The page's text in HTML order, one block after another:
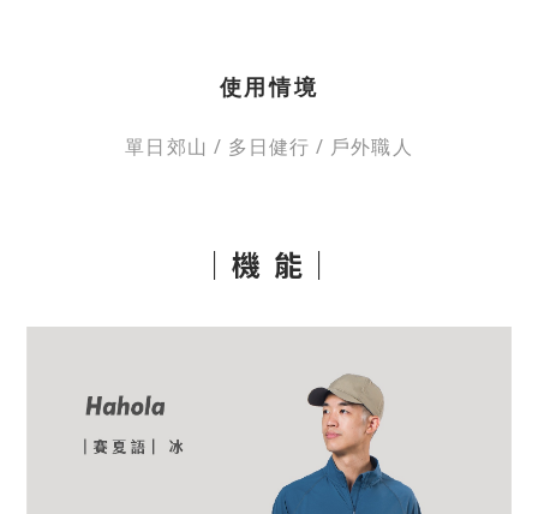
使用情境
單日郊山 / 多日健行 / 戶外職人
｜機 能｜